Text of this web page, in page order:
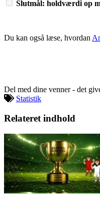
Slutmål: holdværdi op
Du kan også læse, hvordan
Del med dine venner - det
Statistik
Relateret indhold